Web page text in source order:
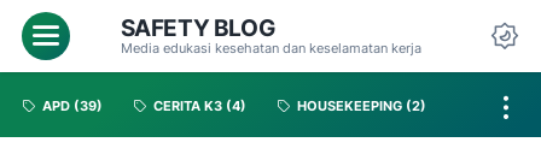
SAFETY BLOG
Media edukasi kesehatan dan keselamatan kerja
APD (39) CERITA K3 (4) HOUSEKEEPING (2)